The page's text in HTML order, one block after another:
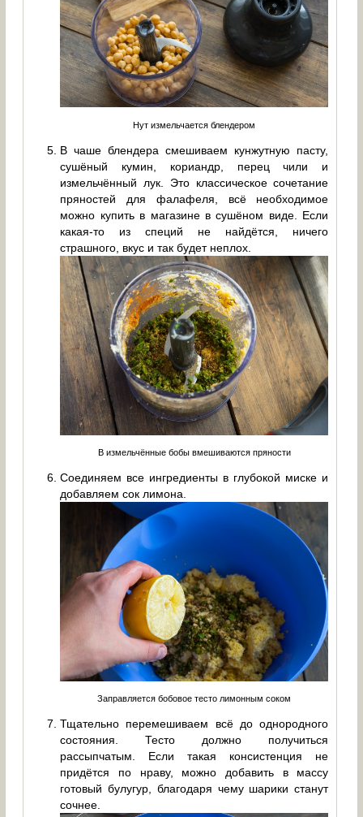
Нут измельчается блендером
В чаше блендера смешиваем кунжутную пасту,
сушёный кумин, кориандр, перец чили и
измельчённый лук. Это классическое сочетание
пряностей для фалафеля, всё необходимое
можно купить в магазине в сушёном виде. Если
какая-то из специй не найдётся, ничего
страшного, вкус и так будет неплох.
В измельчённые бобы вмешиваются пряности
Соединяем все ингредиенты в глубокой миске и
добавляем сок лимона.
Заправляется бобовое тесто лимонным соком
Тщательно перемешиваем всё до однородного
состояния. Тесто должно получиться
рассыпчатым. Если такая консистенция не
придётся по нраву, можно добавить в массу
готовый булугур, благодаря чему шарики станут
сочнее.